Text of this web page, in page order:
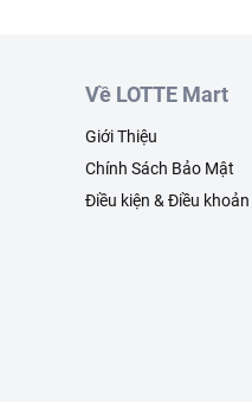
Về LOTTE Mart
Giới Thiệu
Chính Sách Bảo Mật
Điều kiện & Điều khoản